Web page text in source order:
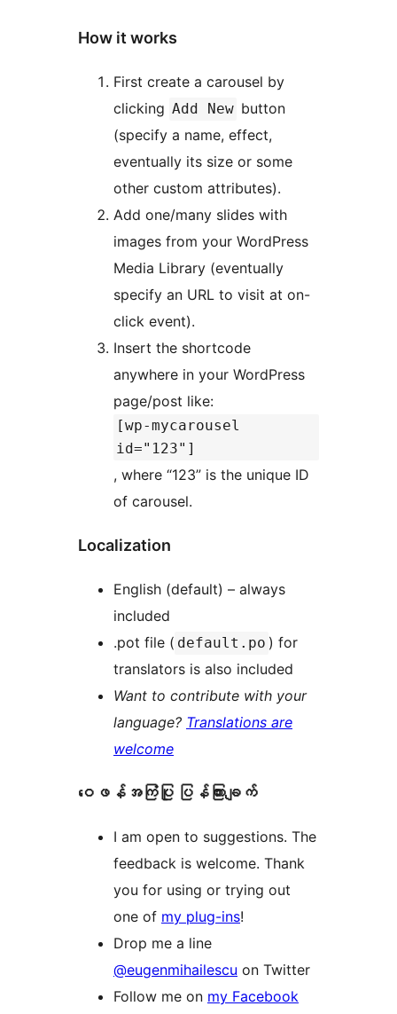
How it works
First create a carousel by
clicking Add New button
(specify a name, effect,
eventually its size or some
other custom attributes).
Add one/many slides with
images from your WordPress
Media Library (eventually
specify an URL to visit at on-
click event).
Insert the shortcode
anywhere in your WordPress
page/post like:
[wp-mycarousel
id="123"]
, where “123” is the unique ID
of carousel.
Localization
English (default) – always
included
.pot file ( default.po ) for
translators is also included
Want to contribute with your
language? Translations are
welcome
ဝေဖန်အကြံပြု ပြန်ကြားချက်
I am open to suggestions. The
feedback is welcome. Thank
you for using or trying out
one of my plug-ins!
Drop me a line
@eugenmihailescu on Twitter
Follow me on my Facebook